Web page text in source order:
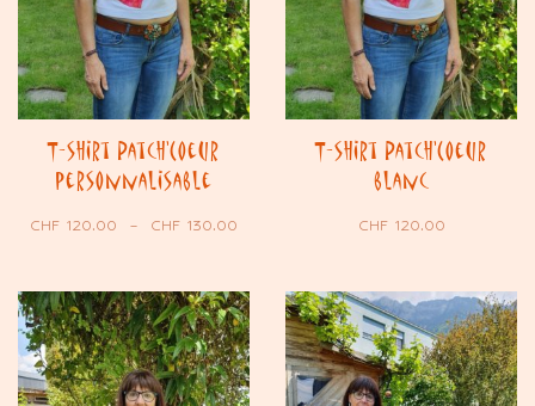
T-shirt Patch’Coeur
personnalisable
CHF 120.00 – CHF 130.00
T-shirt Patch’Coeur
blanc
CHF120.00